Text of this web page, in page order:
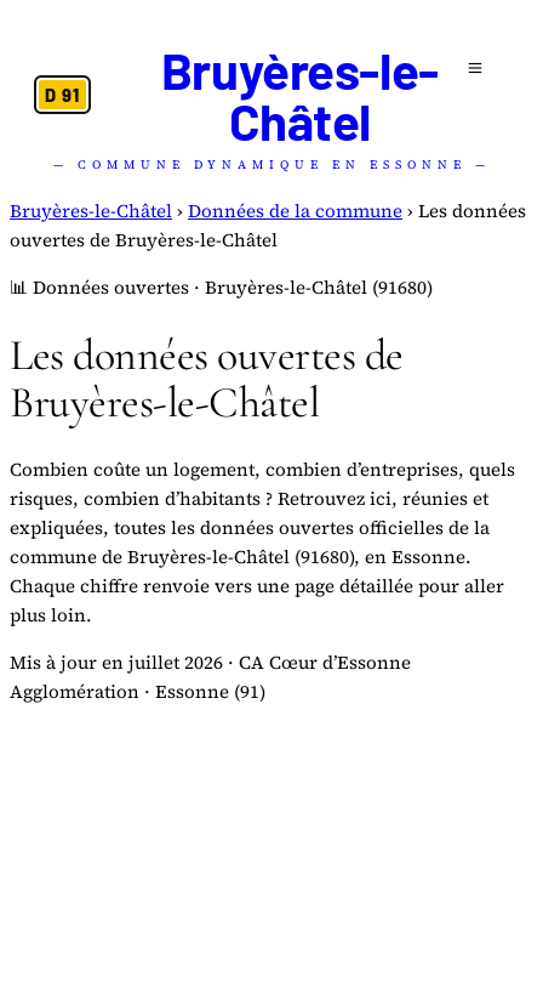
D 91
Bruyères-le-
Châtel
— COMMUNE DYNAMIQUE EN ESSONNE —
Bruyères-le-Châtel› Données de la commune› Les données
ouvertes de Bruyères-le-Châtel
📊 Données ouvertes · Bruyères-le-Châtel (91680)
Les données ouvertes de
Bruyères-le-Châtel
Combien coûte un logement, combien d’entreprises, quels
risques, combien d’habitants ? Retrouvez ici, réunies et
expliquées, toutes les données ouvertes officielles de la
commune de Bruyères-le-Châtel (91680), en Essonne.
Chaque chiffre renvoie vers une page détaillée pour aller
plus loin.
Mis à jour en juillet 2026 · CA Cœur d’Essonne
Agglomération · Essonne (91)